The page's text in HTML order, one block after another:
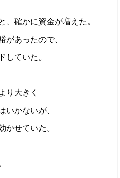
、確かに資金が増えた。
があったので、
していた。
り大きく
いかないが、
かせていた。